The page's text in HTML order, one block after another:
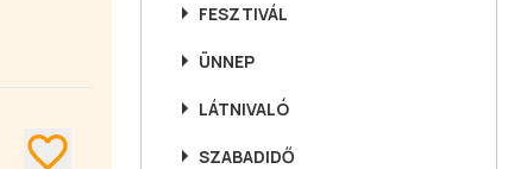
FESZTIVÁL
ÜNNEP
LÁTNIVALÓ
SZABADIDŐ